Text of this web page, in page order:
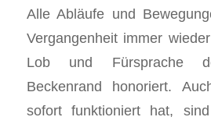
Alle Abläufe und
Vergangenheit immer
Lob und Fürsprache
Beckenrand honoriert.
sofort funktioniert hat,